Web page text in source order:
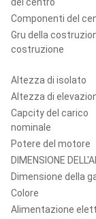
Componenti del
Gru della
costruzione
Altezza di isolato
Altezza di
Capcity del carico
nominale
Potere del motore
DIMENSIONE
Dimensione della
Colore
Alimentazione